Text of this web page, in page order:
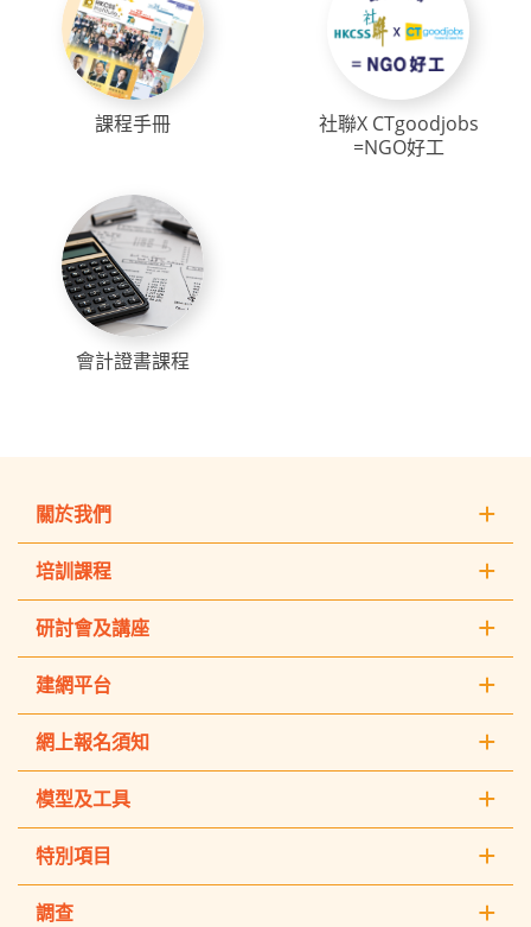
課程手冊
社聯X CTgoodjobs
=NGO好工
會計證書課程
關於我們
培訓課程
研討會及講座
建網平台
網上報名須知
模型及工具
特別項目
調查